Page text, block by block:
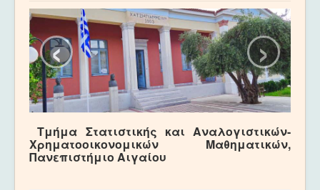
Αρχική
Το Τμήμα
Προσωπικό
Προγράμματα Σπουδών
Ακαδημαϊκά
Νέα και Εκδηλώσεις
Ανακοινώσεις
‹ ›
Τμήμα Στατιστικής και Αναλογιστικών-
Χρηματοοικονομικών Μαθηματικών,
Πανεπιστήμιο Αιγαίου